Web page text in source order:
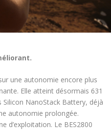
une autonomie encore plus
Elle atteint désormais 631
NanoStack Battery, déjà
autonomie prolongée.
d’exploitation. Le BES2800